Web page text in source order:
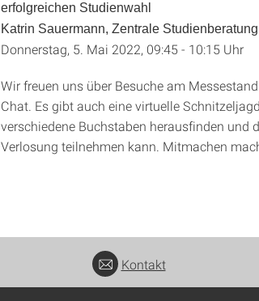
erfolgreichen Studienwahl
Katrin Sauermann, Zentrale
Donnerstag, 5. Mai 2022, 09:45 - 10:15 Uhr
Wir freuen uns über Besuche am
Chat. Es gibt auch eine virtuelle
verschiedene Buchstaben herausfinden und
Verlosung teilnehmen kann. Mitmachen
Kontakt